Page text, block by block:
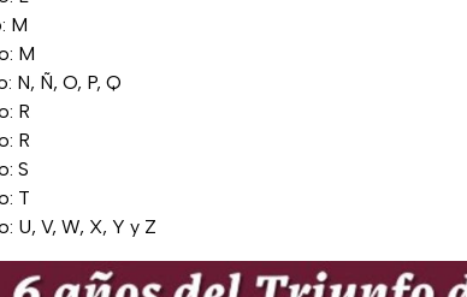
M
M
N, Ñ, O, P, Q
R
R
S
T
U, V, W, X, Y y Z